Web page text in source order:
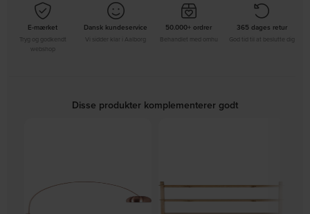
E-mærket
Tryg og godkendt
Dansk kundeservice
Vi sidder klar i Aalborg
50.000+ ordrer
Behandlet med omhu
365 dages retur
God tid til at beslutte dig
Disse produkter komplementerer godt